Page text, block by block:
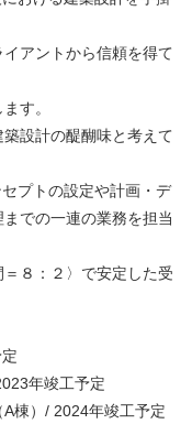
アントから信頼を得て
す。
設計の醍醐味と考えて
プトの設定や計画・デ
での一連の業務を担当
８：２〉で安定した受
年竣工予定
A棟）/ 2024年竣工予定